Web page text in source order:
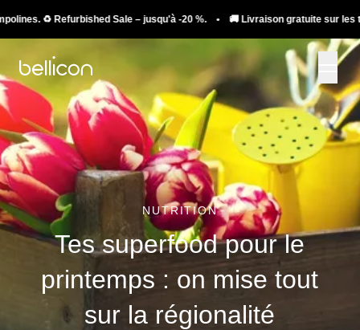
Sale – jusqu'à -20 %. • 🚚 Livraison gratuite sur les
NUTRITION
Tes superfood pour le
printemps : on mise tout
sur la régionalité